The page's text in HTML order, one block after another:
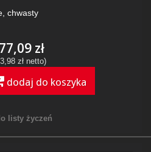
chwasty
zł
zł netto)
dodaj do koszyka
listy życzeń